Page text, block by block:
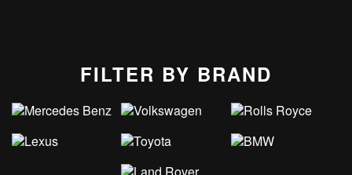
FILTER BY BRAND